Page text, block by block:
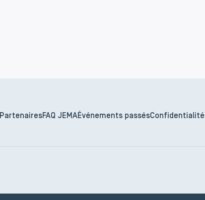
PartenairesFAQ JEMAÉvénements passésConfidentialité